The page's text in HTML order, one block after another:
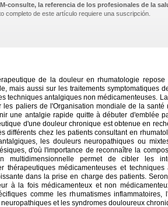
consulte, la referencia de los profesionales de la
completo de este artículo requiere una suscripción.
de la douleur en rhumatologie
mais aussi sur les traitements symptomatiques
techniques antalgiques non médicamenteuses.
les paliers de l'Organisation mondiale de la santé
une antalgie rapide quitte à débuter d'emblée
d'une douleur chronique est obtenue en
différents chez les patients consultant en
les douleurs neuropathiques ou
d'où l'importance de reconnaître la
multidimensionnelle permet de cibler les
thérapeutiques médicamenteuses et
dans la prise en charge des patients.
à la fois médicamenteux et non
comme les rhumatismes inflammatoires,
et les syndromes douloureux